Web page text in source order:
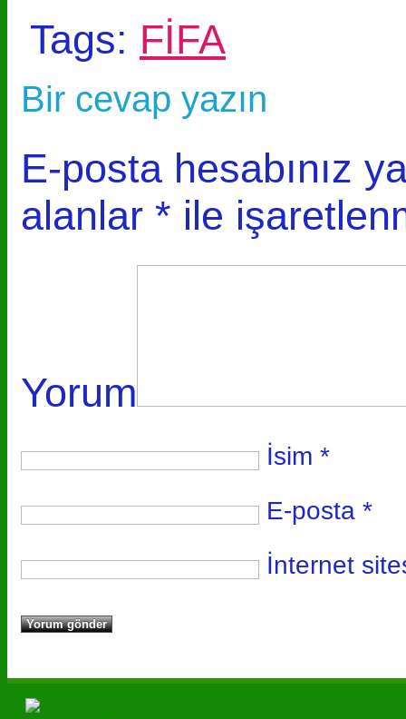
Tags: FİFA
Bir cevap yazın
E-posta hesabınız
alanlar * ile
Yorum
İsim *
E-posta *
İnternet